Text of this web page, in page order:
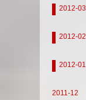
2012-03
2012-02
2012-01
2011-12